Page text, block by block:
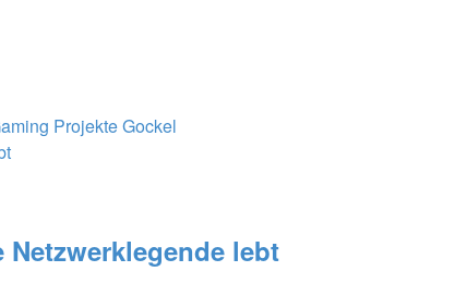
ProjekteGockel
Netzwerklegende lebt